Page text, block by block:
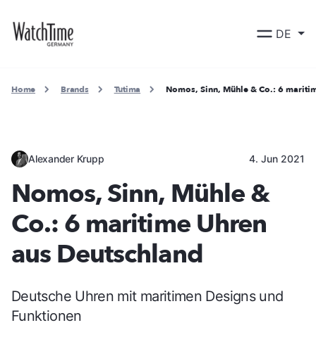
DE
Home Brands Tutima Nomos, Sinn, Mühle & Co.: 6
Alexander Krupp 4. Jun 2021
Nomos, Sinn, Mühle &
Co.: 6 maritime Uhren
aus Deutschland
Deutsche Uhren mit maritimen Designs und
Funktionen